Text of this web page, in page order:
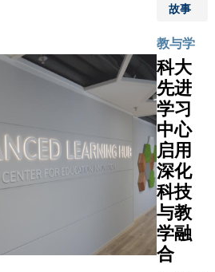
故事
教与学
科大
先进
学习
中心
启用
深化
科技
与教
学融
合